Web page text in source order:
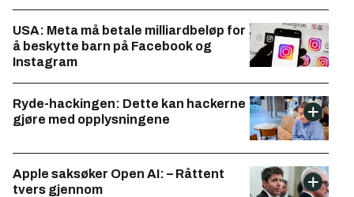
USA: Meta må betale milliardbeløp for
å beskytte barn på Facebook og
Instagram
Ryde-hackingen: Dette kan hackerne
gjøre med opplysningene
Apple saksøker Open AI: – Råttent
tvers gjennom